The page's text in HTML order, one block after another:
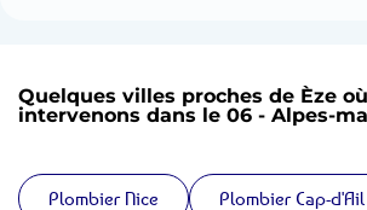
Quelques villes proches de Èze
intervenons dans le 06 - Alpes-
Plombier Nice Plombier Cap-d'Ail